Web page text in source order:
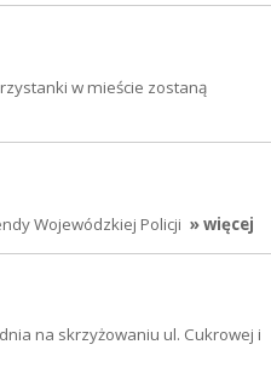
w mieście zostaną
Wojewódzkiej Policji » więcej
na skrzyżowaniu ul. Cukrowej i